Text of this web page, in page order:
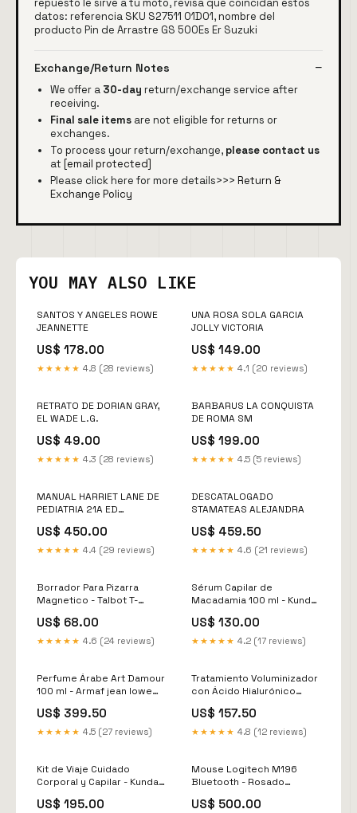
repuesto le sirve a tu moto, revisa que coincidan estos
datos: referencia SKU S27511 01D01, nombre del
producto Pin de Arrastre GS 500Es Er Suzuki
Exchange/Return Notes
We offer a 30-day return/exchange service after
receiving.
Final sale items are not eligible for returns or
exchanges.
To process your return/exchange, please contact us
at [email protected]
Please click here for more details>>> Return &
Exchange Policy
YOU MAY ALSO LIKE
SANTOS Y ANGELES ROWE
JEANNETTE
US$ 178.00
★★★★★ 4.8 (28 reviews)
UNA ROSA SOLA GARCIA
JOLLY VICTORIA
US$ 149.00
★★★★★ 4.1 (20 reviews)
RETRATO DE DORIAN GRAY,
EL WADE L.G.
US$ 49.00
★★★★★ 4.3 (28 reviews)
BARBARUS LA CONQUISTA
DE ROMA SM
US$ 199.00
★★★★★ 4.5 (5 reviews)
MANUAL HARRIET LANE DE
PEDIATRIA 21A ED
US$ 450.00
★★★★★ 4.4 (29 reviews)
DESCATALOGADO
STAMATEAS ALEJANDRA
US$ 459.50
★★★★★ 4.6 (21 reviews)
Borrador Para Pizarra
Magnetico - Talbot T-
US$ 68.00
★★★★★ 4.6 (24 reviews)
Sérum Capilar de
Macadamia 100 ml - Kundal
US$ 130.00
★★★★★ 4.2 (17 reviews)
Perfume Árabe Art Damour
100 ml - Armaf jean lowe
US$ 399.50
★★★★★ 4.5 (27 reviews)
Tratamiento Voluminizador
con Ácido Hialurónico
VY COSMETICS
US$ 157.50
★★★★★ 4.8 (12 reviews)
Kit de Viaje Cuidado
Corporal y Capilar - Kundal
US$ 195.00
Mouse Logitech M196
Bluetooth - Rosado
US$ 500.00